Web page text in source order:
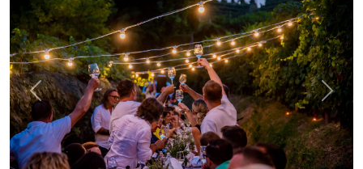
Previous Next